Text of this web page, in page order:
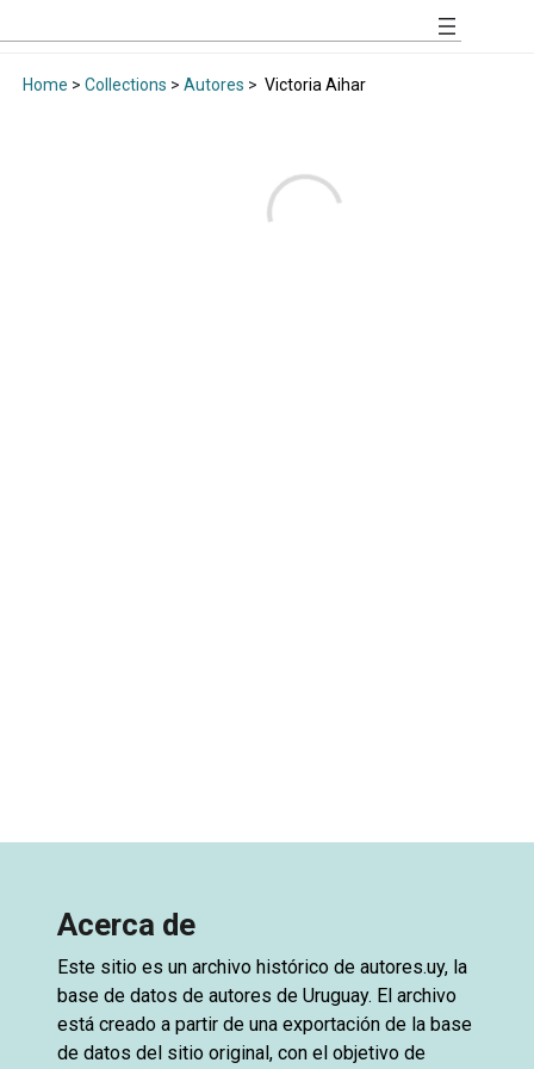
Home > Collections > Autores > Victoria Aihar
Acerca de
Este sitio es un archivo histórico de autores.uy, la
base de datos de autores de Uruguay. El archivo
está creado a partir de una exportación de la base
de datos del sitio original, con el objetivo de